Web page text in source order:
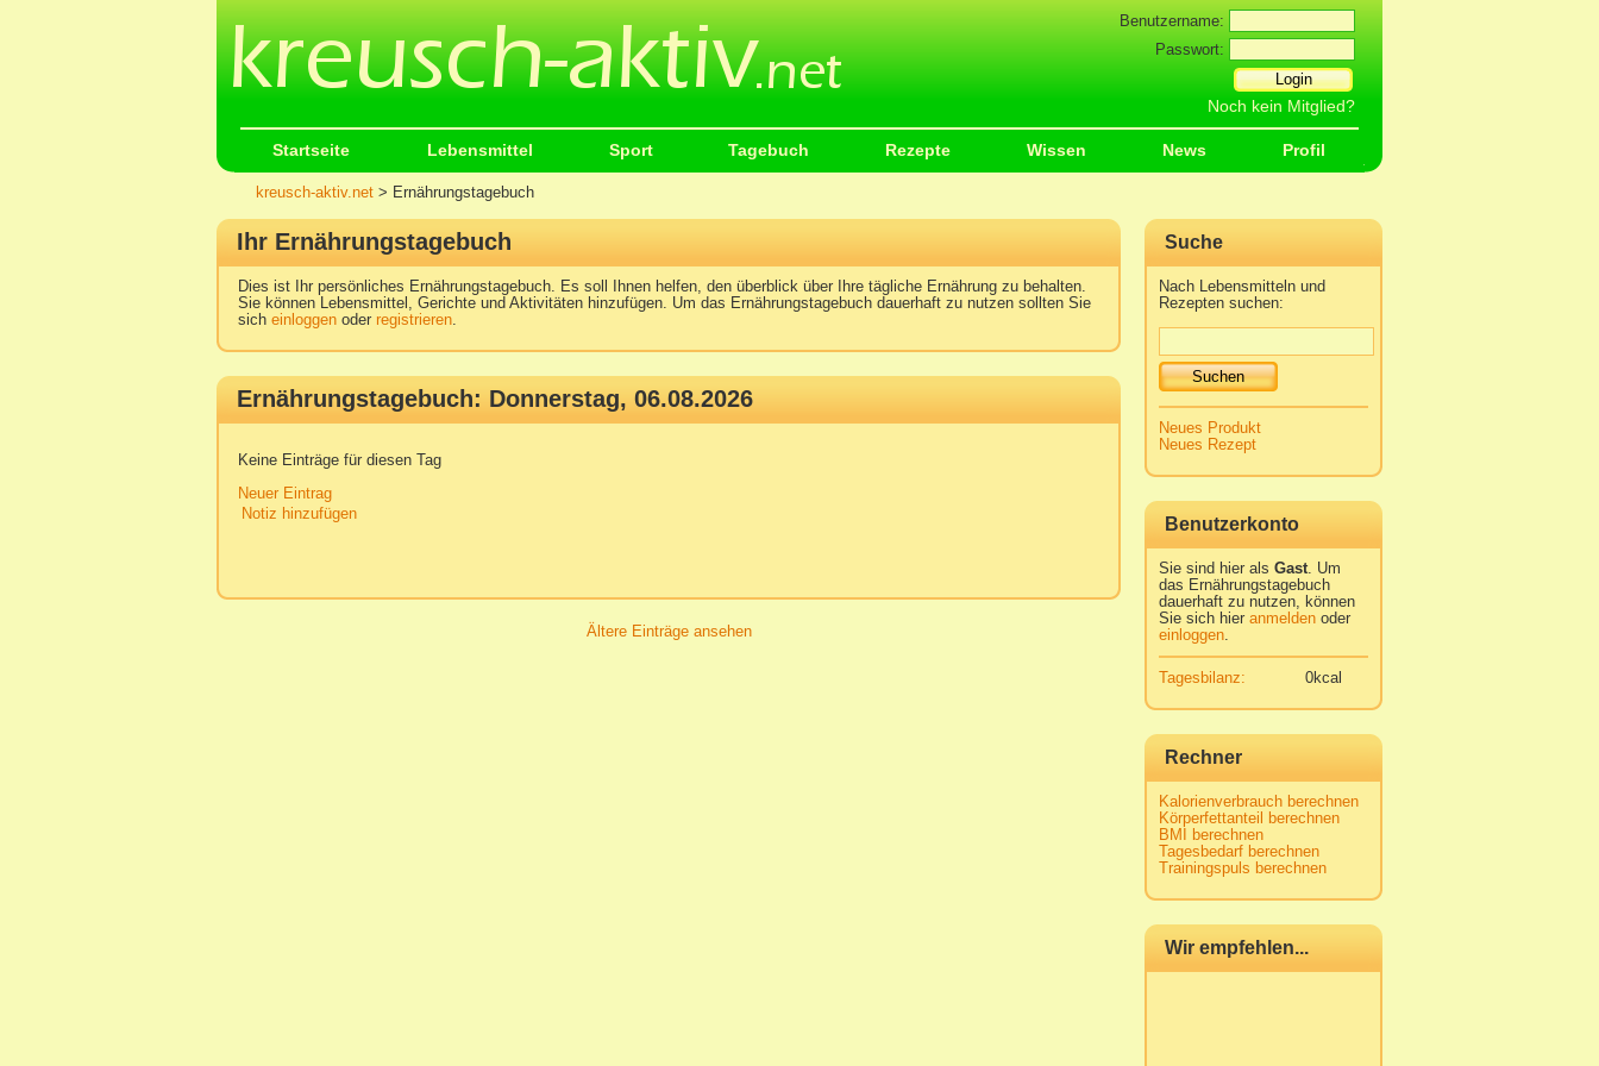
Benutzername:
Passwort:
Login
Noch kein Mitglied?
Startseite Lebensmittel Sport Tagebuch Rezepte Wissen News Profil
kreusch-aktiv.net > Ernährungstagebuch
Ihr Ernährungstagebuch
Dies ist Ihr persönliches Ernährungstagebuch. Es soll Ihnen helfen, den überblick über Ihre tägliche Ernährung zu behalten.
Sie können Lebensmittel, Gerichte und Aktivitäten hinzufügen. Um das Ernährungstagebuch dauerhaft zu nutzen sollten Sie
sich einloggen oder registrieren.
Ernährungstagebuch: Donnerstag, 06.08.2026
Keine Einträge für diesen Tag
Neuer Eintrag
Notiz hinzufügen
Ältere Einträge ansehen
Suche
Nach Lebensmitteln und
Rezepten suchen:
Suchen
Neues Produkt
Neues Rezept
Benutzerkonto
Sie sind hier als Gast. Um
das Ernährungstagebuch
dauerhaft zu nutzen, können
Sie sich hier anmelden oder
einloggen.
Tagesbilanz: 0kcal
Rechner
Kalorienverbrauch berechnen
Körperfettanteil berechnen
BMI berechnen
Tagesbedarf berechnen
Trainingspuls berechnen
Wir empfehlen...